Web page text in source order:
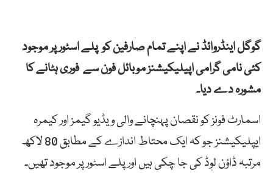
گوگل اینڈروائڈ نے اپنے تمام صارفین کو پلے اسٹور پر موجود
کئی نامی گرامی اپیلیکیشنز موبائل فون سے فوری ہٹانے کا
مشورہ دے دیا۔
اسمارٹ فونز کو نقصان پہنچانے والی ویڈیو گیمز اور کیمرہ
ایپلیکیشنز جو کہ ایک محتاط اندازے کے مطابق 80 لاکھ
مرتبہ ڈاؤن لوٖڈ کی جا چکی ہیں اور پلے اسٹور پر موجود تھیں۔